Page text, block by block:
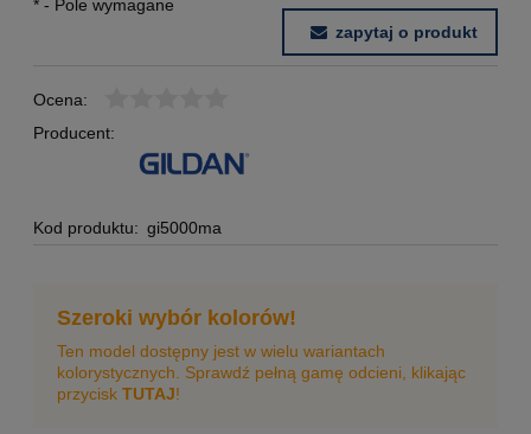
* - Pole wymagane
zapytaj o produkt
Ocena:
Producent:
Kod produktu: gi5000ma
Szeroki wybór kolorów!
Ten model dostępny jest w wielu wariantach
kolorystycznych. Sprawdź pełną gamę odcieni, klikając
przycisk TUTAJ!